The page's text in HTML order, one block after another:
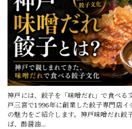
神戸には、餃子を「味噌だれ」で食べる
戸三宮で1996年に創業した餃子専門店
の魅力をご紹介します。神戸味噌だれ餃
ば、酢醤油...